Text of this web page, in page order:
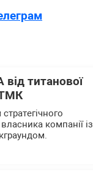
титанової
компанії із